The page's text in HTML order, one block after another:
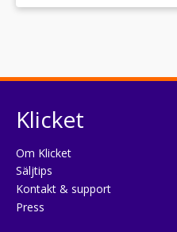
Klicket
Om Klicket
Säljtips
Kontakt & support
Press